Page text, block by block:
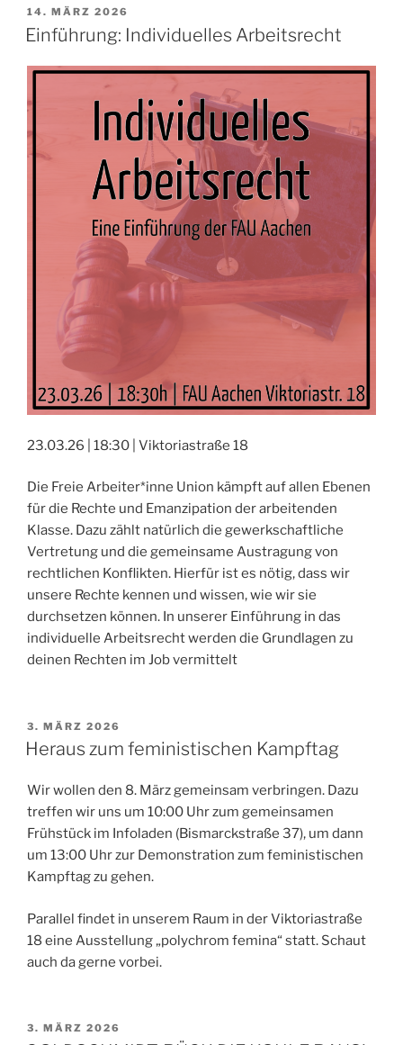
der
Ausbildung?
Wegen!“
VERÖFFENTLICHT
AM
14. MÄRZ 2026
Einführung: Individuelles Arbeitsrecht
23.03.26 | 18:30 | Viktoriastraße 18
Die Freie Arbeiter*inne Union kämpft auf allen Ebenen
für die Rechte und Emanzipation der arbeitenden
Klasse. Dazu zählt natürlich die gewerkschaftliche
Vertretung und die gemeinsame Austragung von
rechtlichen Konflikten. Hierfür ist es nötig, dass wir
unsere Rechte kennen und wissen, wie wir sie
durchsetzen können. In unserer Einführung in das
individuelle Arbeitsrecht werden die Grundlagen zu
deinen Rechten im Job vermittelt
VERÖFFENTLICHT
AM
3. MÄRZ 2026
Heraus zum feministischen Kampftag
Wir wollen den 8. März gemeinsam verbringen. Dazu
treffen wir uns um 10:00 Uhr zum gemeinsamen
Frühstück im Infoladen (Bismarckstraße 37), um dann
um 13:00 Uhr zur Demonstration zum feministischen
Kampftag zu gehen.
Parallel findet in unserem Raum in der Viktoriastraße
18 eine Ausstellung „polychrom femina“ statt. Schaut
auch da gerne vorbei.
VERÖFFENTLICHT
3. MÄRZ 2026